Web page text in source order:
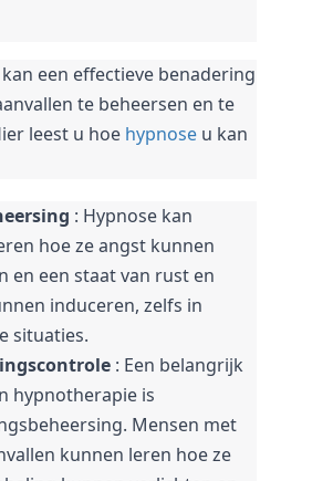
kan een effectieve benadering
te beheersen en te
leest u hoe hypnose u kan
: Hypnose kan
hoe ze angst kunnen
en een staat van rust en
induceren, zelfs in
situaties.
: Een belangrijk
hypnotherapie is
Mensen met
kunnen leren hoe ze